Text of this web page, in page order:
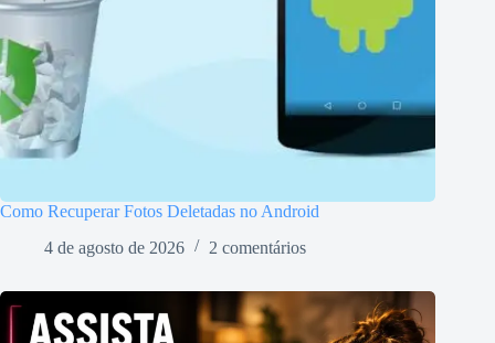
Como Recuperar Fotos Deletadas no Android
4 de agosto de 2026
2 comentários